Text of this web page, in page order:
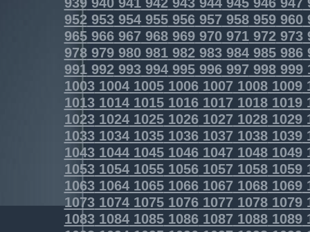
952953954955956957958959960
965966967968969970971972973
978979980981982983984985986
991992993994995996997998999
1003100410051006100710081009
1013101410151016101710181019
1023102410251026102710281029
1033103410351036103710381039
1043104410451046104710481049
1053105410551056105710581059
1063106410651066106710681069
1073107410751076107710781079
1083108410851086108710881089